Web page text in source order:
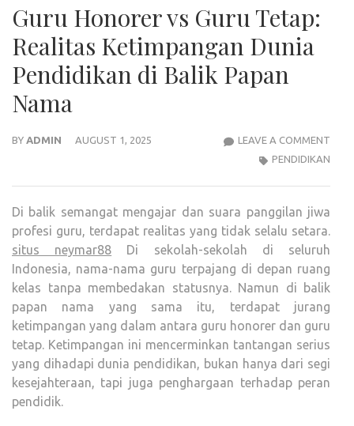
Guru Honorer vs Guru Tetap:
Realitas Ketimpangan Dunia
Pendidikan di Balik Papan
Nama
BY ADMIN AUGUST 1, 2025 LEAVE A COMMENT
PENDIDIKAN
Di balik semangat mengajar dan suara panggilan jiwa
profesi guru, terdapat realitas yang tidak selalu setara.
situs neymar88 Di sekolah-sekolah di seluruh
Indonesia, nama-nama guru terpajang di depan ruang
kelas tanpa membedakan statusnya. Namun di balik
papan nama yang sama itu, terdapat jurang
ketimpangan yang dalam antara guru honorer dan guru
tetap. Ketimpangan ini mencerminkan tantangan serius
yang dihadapi dunia pendidikan, bukan hanya dari segi
kesejahteraan, tapi juga penghargaan terhadap peran
pendidik.